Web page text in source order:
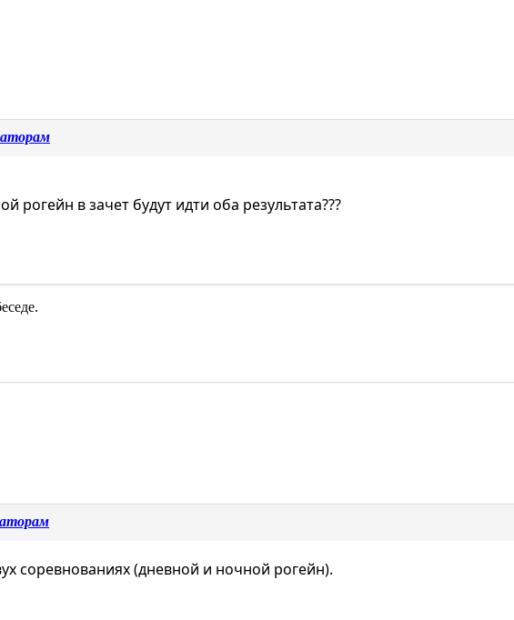
в зачет будут идти оба результата???
соревнованиях (дневной и ночной рогейн).